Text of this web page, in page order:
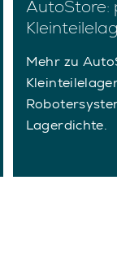
AutoStore:
Mehr zu
Lagerdichte.